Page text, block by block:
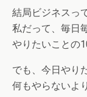
結局ビジネスっ
私だって、毎日
やりたいことの
でも、今日やり
何もやらないよ